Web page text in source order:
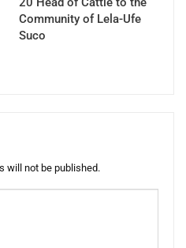
Community of Lela-Ufe
Suco
will not be published.